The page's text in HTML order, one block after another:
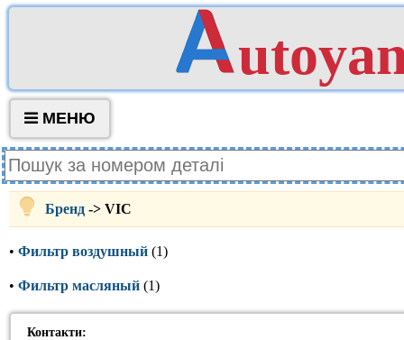
МЕНЮ
Бренд -> VIC
• Фильтр воздушный (1)
• Фильтр масляный (1)
Контакти: